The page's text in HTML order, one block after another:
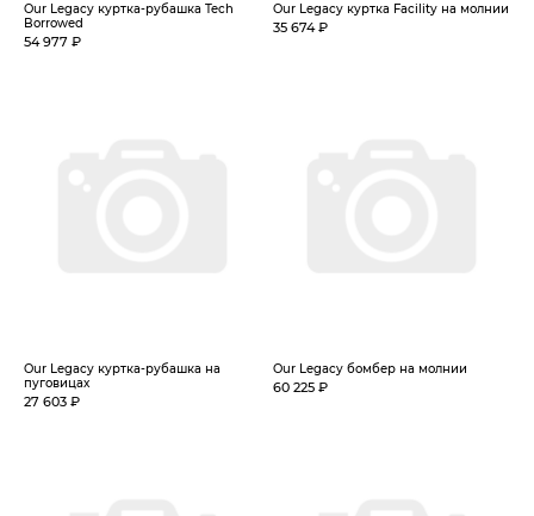
Our Legacy куртка-рубашка Tech
Borrowed
54 977 ₽
Our Legacy куртка Facility на молнии
35 674 ₽
Our Legacy куртка-рубашка на
пуговицах
27 603 ₽
Our Legacy бомбер на молнии
60 225 ₽